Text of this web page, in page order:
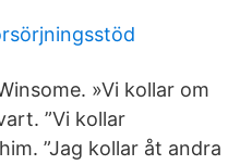
»Vi kollar om
”Vi kollar
”Jag kollar åt andra